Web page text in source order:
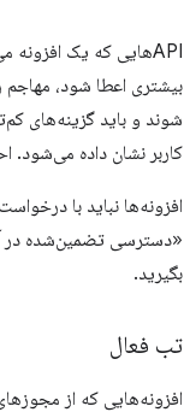
APIهایی که یک افزونه می‌تواند به آنها دسترسی داشته باشد، در فیلد
شوند و باید گزینه‌های
کاربر نشان داده می‌شود.
افزونه‌ها نباید با
«دسترسی تضمین‌شده در
بگیرید.
تب فعال
افزونه‌هایی که از